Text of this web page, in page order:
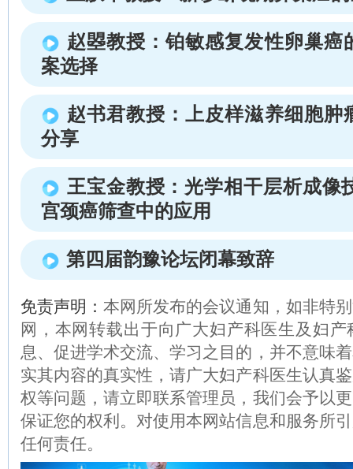
赵曌教授：铂敏感复发性卵巢癌
案选择
赵书君教授：上皮样滋养细胞肿
分享
王宝金教授：光学相干层析成像
宫颈癌筛查中的应用
第四届韵豫论坛闭幕致辞
免责声明：本网所发布的会议通知，如非特
网，本网转载出于向广大妇产科医生及妇
息、促进学术交流、学习之目的，并不意味
实其内容的真实性，请广大妇产科医生认真
权等问题，请立即联系管理员，我们会予以
保证您的权利。对使用本网站信息和服务所
任何责任。